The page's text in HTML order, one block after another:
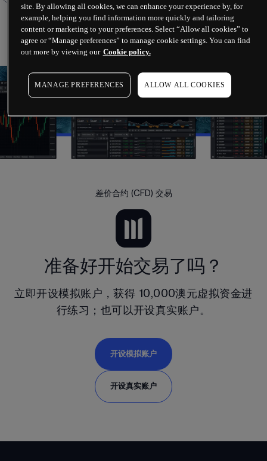
差价合约 (CFD) 交易
准备好开始交易了吗？
立即开设模拟账户，获得 10,000澳元虚拟资金进
行练习；也可以开设真实账户。
开设模拟账户
开设真实账户
site. By allowing all cookies, we can enhance your experience by, for
example, helping you find information more quickly and tailoring
content or marketing to your preferences. Select “Allow all cookies” to
agree or “Manage preferences” to manage cookie settings. You can find
out more by viewing our Cookie policy.
MANAGE PREFERENCES ALLOW ALL COOKIES